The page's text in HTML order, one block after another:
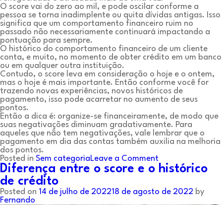
O score vai do zero ao mil, e pode oscilar conforme a
pessoa se torna inadimplente ou quita dívidas antigas. Isso
significa que um comportamento financeiro ruim no
passado não necessariamente continuará impactando a
pontuação para sempre.
O histórico do comportamento financeiro de um cliente
conta, e muito, no momento de obter crédito em um banco
ou em qualquer outra instituição.
Contudo, o score leva em consideração o hoje e o ontem,
mas o hoje é mais importante. Então conforme você for
trazendo novas experiências, novos históricos de
pagamento, isso pode acarretar no aumento de seus
pontos.
Então a dica é: organize-se financeiramente, de modo que
suas negativações diminuam gradativamente. Para
aqueles que não tem negativações, vale lembrar que o
pagamento em dia das contas também auxilia na melhoria
dos pontos.
Posted in Sem categoriaLeave a Comment
Como
melhorar
sua
Diferença entre o score e o histórico
de crédito
Posted on 14 de julho de 202218 de agosto de 2022 by
Fernando